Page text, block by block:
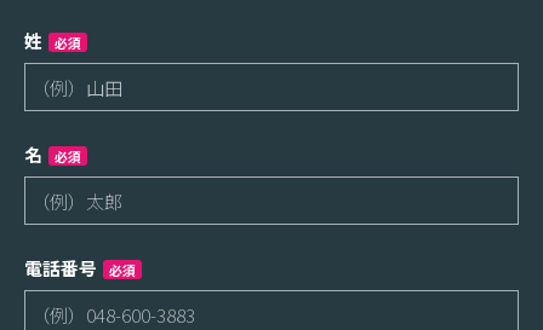
姓 必須
名 必須
電話番号 必須